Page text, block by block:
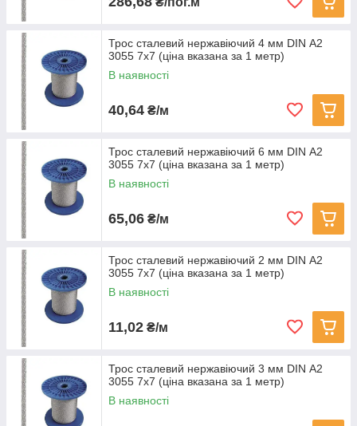
Трос сталевий нержавіючий 4 мм DIN А2
3055 7х7 (ціна вказана за 1 метр)
В наявності
40,64 ₴/м
Трос сталевий нержавіючий 6 мм DIN А2
3055 7х7 (ціна вказана за 1 метр)
В наявності
65,06 ₴/м
Трос сталевий нержавіючий 2 мм DIN А2
3055 7х7 (ціна вказана за 1 метр)
В наявності
11,02 ₴/м
Трос сталевий нержавіючий 3 мм DIN А2
3055 7х7 (ціна вказана за 1 метр)
В наявності